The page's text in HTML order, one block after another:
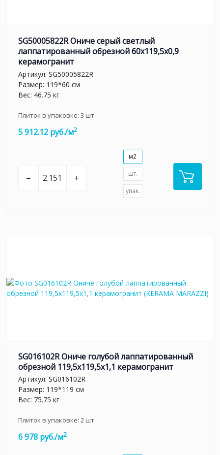
SG50005822R Ониче серый светлый
лаппатированный обрезной 60x119,5x0,9
керамогранит
Артикул: SG50005822R
Размер: 119*60 см
Вес: 46.75 кг
Плиток в упаковке: 3 шт
5 912.12 руб./м2
– +
м2
шт.
упак.
SG016102R Ониче голубой лаппатированный
обрезной 119,5x119,5x1,1 керамогранит
Артикул: SG016102R
Размер: 119*119 см
Вес: 75.75 кг
Плиток в упаковке: 2шт
6 978 руб./м2